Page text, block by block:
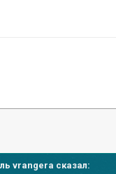
vrangera сказал: